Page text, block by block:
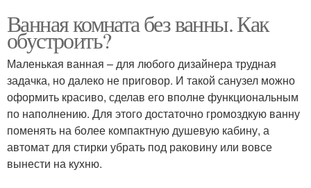
Ванная комната без ванны. Как
обустроить?
Маленькая ванная – для любого дизайнера трудная
задачка, но далеко не приговор. И такой санузел можно
оформить красиво, сделав его вполне функциональным
по наполнению. Для этого достаточно громоздкую ванну
поменять на более компактную душевую кабину, а
автомат для стирки убрать под раковину или вовсе
вынести на кухню.